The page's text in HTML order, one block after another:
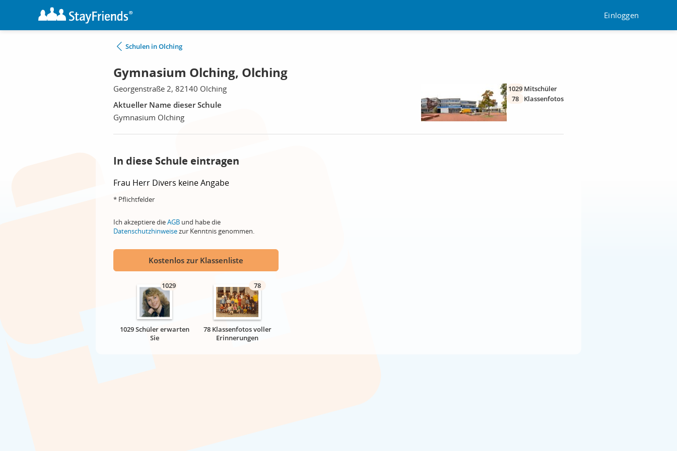
Einloggen
Schulen in Olching
Gymnasium Olching, Olching
Georgenstraße 2, 82140 Olching
Aktueller Name dieser Schule
Gymnasium Olching
1029 Mitschüler
78
Klassenfotos
In diese Schule eintragen
Frau Herr Divers keine Angabe
* Pflichtfelder
Ich akzeptiere dieAGB und habe die
Datenschutzhinweisezur Kenntnis genommen.
Kostenlos zur Klassenliste
1029
1029 Schüler erwarten
Sie
78
78 Klassenfotos voller
Erinnerungen